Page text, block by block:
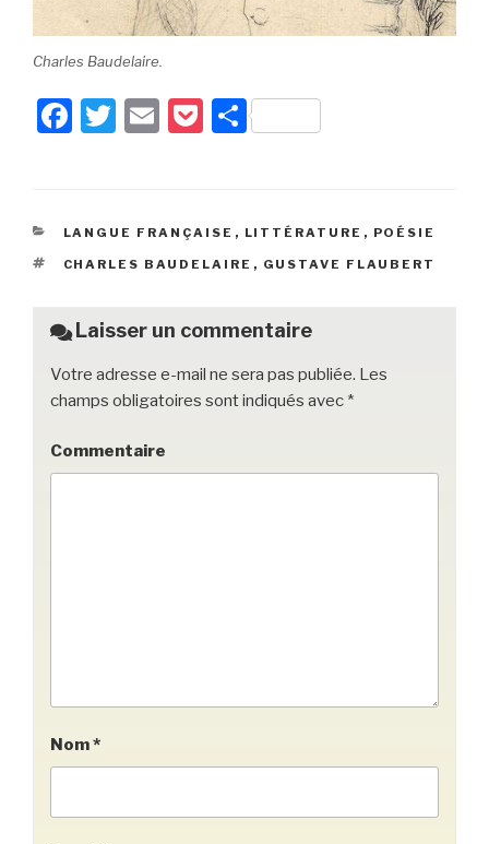
Charles Baudelaire.
F
e
b
o
k
T
er
E
P
k
et
P
g
er
CATÉGORIES
LANGUE FRANÇAISE , LITTÉRATURE , POÉSIE
ÉTIQUETTES
CHARLES BAUDELAIRE , GUSTAVE FLAUBERT
Laisser un commentaire
Votre adresse e-mail ne sera pas publiée. Les
champs obligatoires sont indiqués avec *
Commentaire
Nom*